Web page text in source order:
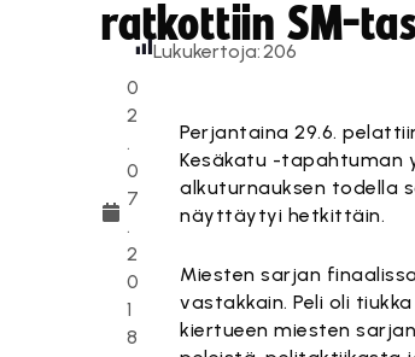
ratkottiin SM-
0
2
.
0
7
.
2
0
1
8
Lukukertoja:206
Perjantaina 29.6.
Kesäkatu -tapahtuman
alkuturnauksen todella
näyttäytyi hetkittäin.
Miesten sarjan
vastakkain. Peli oli
kiertueen miesten